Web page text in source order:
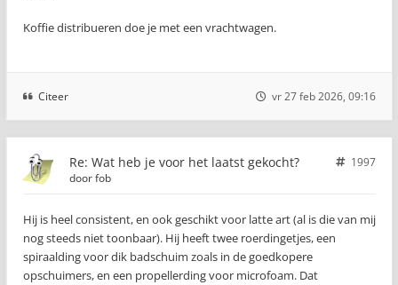
Koffie distribueren doe je met een vrachtwagen.
Citeer vr 27 feb 2026, 09:16
Re: Wat heb je voor het laatst gekocht?
1997
doorfob
Hij is heel consistent, en ook geschikt voor latte art (al is die van mij
nog steeds niet toonbaar). Hij heeft twee roerdingetjes, een
spiraalding voor dik badschuim zoals in de goedkopere
opschuimers, en een propellerding voor microfoam. Dat